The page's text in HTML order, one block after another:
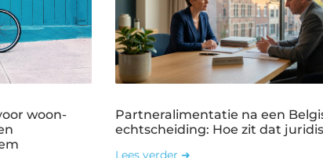
woon-
Partneralimentatie na een
echtscheiding: Hoe zit dat
Lees verder ➜